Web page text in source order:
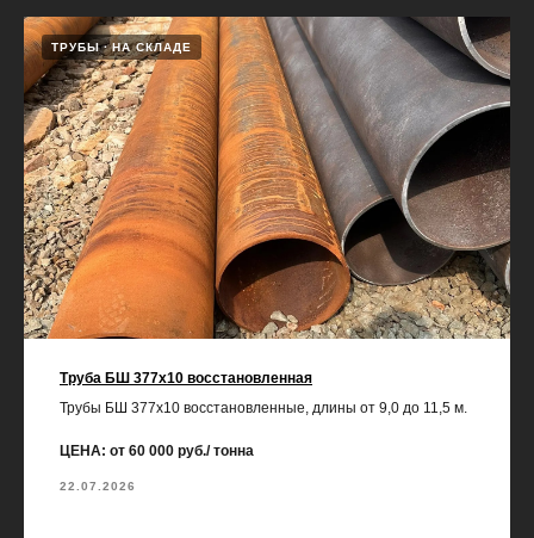
ТРУБЫ НА СКЛАДЕ
Труба БШ 377х10 восстановленная
Трубы БШ 377х10 восстановленные, длины от 9,0 до 11,5 м.
ЦЕНА: от 60 000 руб./ тонна
22.07.2026